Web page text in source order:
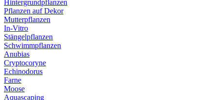
Hintergrundpflanzen
Pflanzen auf Dekor
Mutterpflanzen
In-Vitro
Stängelpflanzen
Schwimmpflanzen
Anubias
Cryptocoryne
Echinodorus
Farne
Moose
Aquascaping